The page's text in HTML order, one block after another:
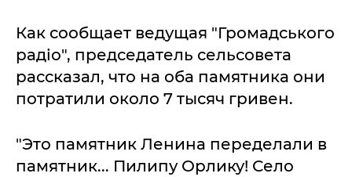
Как сообщает ведущая "Громадського
радіо", председатель сельсовета
рассказал, что на оба памятника они
потратили около 7 тысяч гривен.
"Это памятник Ленина переделали в
памятник... Пилипу Орлику! Село